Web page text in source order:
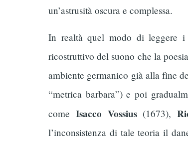
un’astrusità oscura e complessa.
In realtà quel modo di leggere i
ricostruttivo del suono che la
ambiente germanico già alla fine
“metrica barbara”) e poi
come Isacco Vossius(1673),
l’inconsistenza di tale teoria il